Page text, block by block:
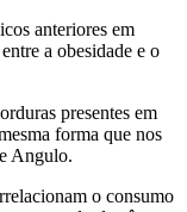
anteriores em
entre a obesidade e o
presentes em
forma que nos
Angulo.
o consumo